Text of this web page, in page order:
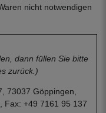
nicht notwendigen
dann füllen Sie bitte
zurück.)
73037 Göppingen,
Fax: +49 7161 95 137